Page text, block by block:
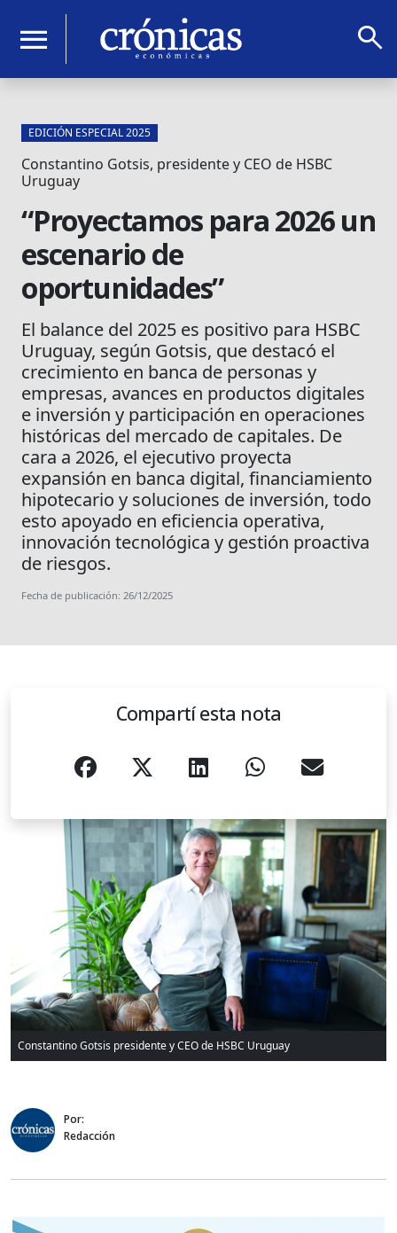
menu search
EDICIÓN ESPECIAL 2025
Constantino Gotsis, presidente y CEO de HSBC
Uruguay
“Proyectamos para 2026 un
escenario de
oportunidades”
El balance del 2025 es positivo para HSBC
Uruguay, según Gotsis, que destacó el
crecimiento en banca de personas y
empresas, avances en productos digitales
e inversión y participación en operaciones
históricas del mercado de capitales. De
cara a 2026, el ejecutivo proyecta
expansión en banca digital, financiamiento
hipotecario y soluciones de inversión, todo
esto apoyado en eficiencia operativa,
innovación tecnológica y gestión proactiva
de riesgos.
Fecha de publicación: 26/12/2025
Compartí esta nota
Constantino Gotsis presidente y CEO de HSBC Uruguay
Por:
Redacción